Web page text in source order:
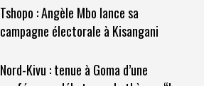
Tshopo : Angèle Mbo lance sa
campagne électorale à Kisangani
Nord-Kivu : tenue à Goma d’une